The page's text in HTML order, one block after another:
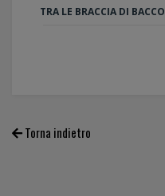
TRA LE BRACCIA DI BACCO
Torna indietro